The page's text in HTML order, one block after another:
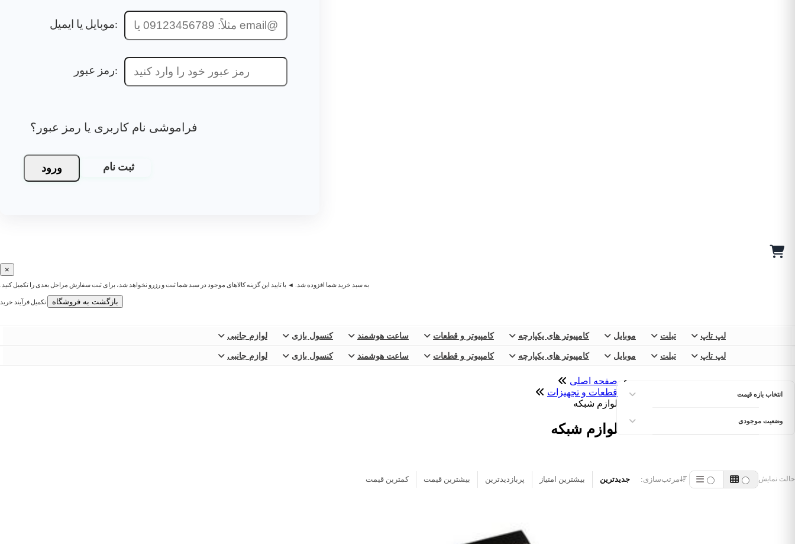
موبایل یا ایمیل:
رمز عبور:
فراموشی نام کاربری یا رمز عبور؟
ورود ثبت نام
×
به سبد خرید شما افزوده شد. ◄ با تایید این گزینه کالاهای موجود در سبد شما ثبت و رزرو نخواهد شد، برای ثبت سفارش مراحل بعدی را تکمیل کنید.
بازگشت به فروشگاه تکمیل فرآیند خرید
لپ تاپ تبلت موبایل کامپیوتر های یکپارچه کامپیوتر و قطعات ساعت هوشمند کنسول بازی لوازم جانبی
لپ تاپ تبلت موبایل کامپیوتر های یکپارچه کامپیوتر و قطعات ساعت هوشمند کنسول بازی لوازم جانبی
انتخاب بازه قیمت
وضعیت موجودی
صفحه اصلی
قطعات و تجهیزات
لوازم شبکه
لوازم شبکه
حالت نمایش مرتب‌سازی: جدیدترین بیشترین امتیاز پربازدیدترین بیشترین قیمت کمترین قیمت